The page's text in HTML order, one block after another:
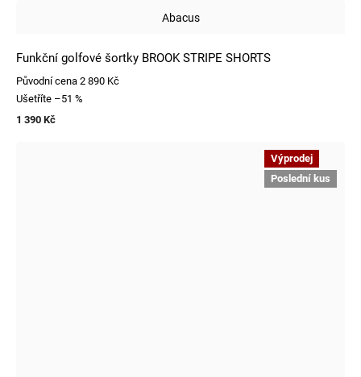
Abacus
Funkční golfové šortky BROOK STRIPE SHORTS
Původní cena 2 890 Kč
Ušetříte –51 %
1 390 Kč
Výprodej
Poslední kus